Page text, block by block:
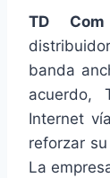
TD Com
banda
acuerdo,
Internet
reforzar
La